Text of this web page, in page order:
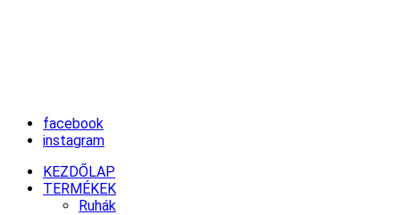
facebook
instagram
KEZDŐLAP
TERMÉKEK
Ruhák